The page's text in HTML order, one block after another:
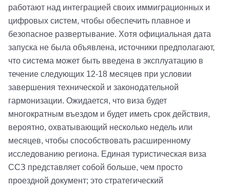
работают над интеграцией своих иммиграционных и
цифровых систем, чтобы обеспечить плавное и
безопасное развертывание. Хотя официальная дата
запуска не была объявлена, источники предполагают,
что система может быть введена в эксплуатацию в
течение следующих 12-18 месяцев при условии
завершения технической и законодательной
гармонизации. Ожидается, что виза будет
многократным въездом и будет иметь срок действия,
вероятно, охватывающий несколько недель или
месяцев, чтобы способствовать расширенному
исследованию региона. Единая туристическая виза
ССЗ представляет собой больше, чем просто
проездной документ; это стратегический